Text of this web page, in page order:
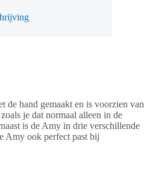
de hand gemaakt en is voorzien van
je dat normaal alleen in de
is de Amy in drie verschillende
Amy ook perfect past bij